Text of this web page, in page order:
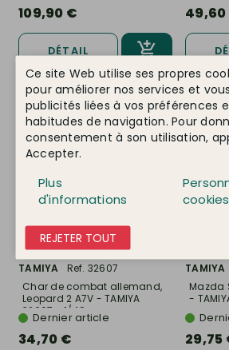
109,90 €
DÉTAIL
TAMIYA
Ref. 32607
Char de combat allemand,
Leopard 2 A7V - TAMIYA
32607 - 1/48
Dernier article
34,70 €
TAMIYA
Mazda
-
29,75
Ce site Web utilise ses propres
pour améliorer nos services et
publicités liées à vos préférences
habitudes de navigation. Pour
consentement à son utilisation,
Accepter.
Plus
d'informations
cookies
REJETER TOUT